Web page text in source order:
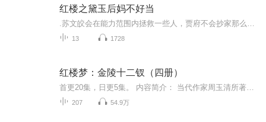
红楼之黛玉后妈不好当
13 1728
红楼梦：金陵十二钗（四册）
207 54.9万